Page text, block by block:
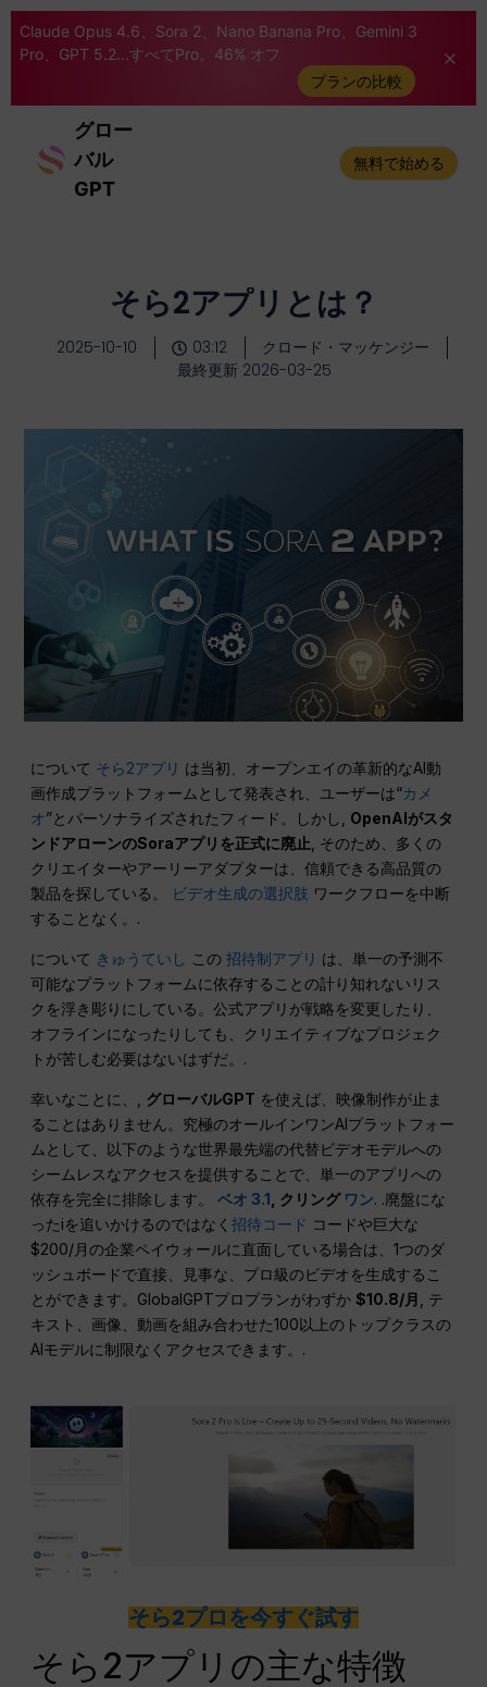
Claude Opus 4.6、Sora 2、Nano Banana Pro、Gemini 3
Pro、GPT 5.2...すべてPro。46% オフ
プランの比較
グロー
バル
GPT
無料で始める
そら2アプリとは？
2025-10-10 03:12
クロード・マッケンジー
最終更新 2026-03-25
について そら2アプリ は当初、オープンエイの革新的なAI動
画作成プラットフォームとして発表され、ユーザーは“カメ
オ”とパーソナライズされたフィード。しかし, OpenAIがスタ
ンドアローンのSoraアプリを正式に廃止 , そのため、多くの
クリエイターやアーリーアダプターは、信頼できる高品質の
製品を探している。 ビデオ生成の選択肢 ワークフローを中断
することなく。.
について きゅうていし この招待制アプリ は、単一の予測不
可能なプラットフォームに依存することの計り知れないリス
クを浮き彫りにしている。公式アプリが戦略を変更したり、
オフラインになったりしても、クリエイティブなプロジェク
トが苦しむ必要はないはずだ。.
幸いなことに、, グローバルGPT を使えば、映像制作が止ま
ることはありません。究極のオールインワンAIプラットフォー
ムとして、以下のような世界最先端の代替ビデオモデルへの
シームレスなアクセスを提供することで、単一のアプリへの
依存を完全に排除します。ベオ 3.1 , クリング ワン. .廃盤にな
ったiを追いかけるのではなく招待コード コードや巨大な
$200/月の企業ペイウォールに直面している場合は、1つのダ
ッシュボードで直接、見事な、プロ級のビデオを生成するこ
とができます。GlobalGPTプロプランがわずか$10.8/月 , テ
キスト、画像、動画を組み合わせた100以上のトップクラスの
AIモデルに制限なくアクセスできます。.
そら2プロを今すぐ試す
そら2アプリの主な特徴